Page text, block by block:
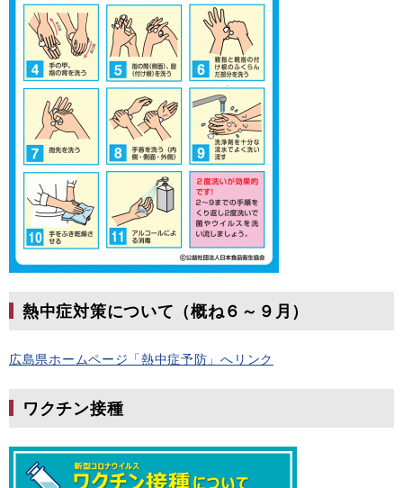
熱中症対策について（概ね６～９月）
広島県ホームページ「熱中症予防」へリンク
ワクチン接種